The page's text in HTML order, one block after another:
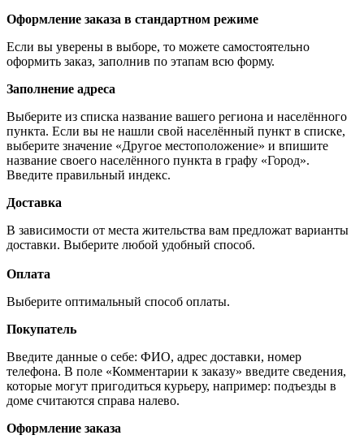
Оформление заказа в стандартном режиме
Если вы уверены в выборе, то можете самостоятельно
оформить заказ, заполнив по этапам всю форму.
Заполнение адреса
Выберите из списка название вашего региона и населённого
пункта. Если вы не нашли свой населённый пункт в списке,
выберите значение «Другое местоположение» и впишите
название своего населённого пункта в графу «Город».
Введите правильный индекс.
Доставка
В зависимости от места жительства вам предложат варианты
доставки. Выберите любой удобный способ.
Оплата
Выберите оптимальный способ оплаты.
Покупатель
Введите данные о себе: ФИО, адрес доставки, номер
телефона. В поле «Комментарии к заказу» введите сведения,
которые могут пригодиться курьеру, например: подъезды в
доме считаются справа налево.
Оформление заказа